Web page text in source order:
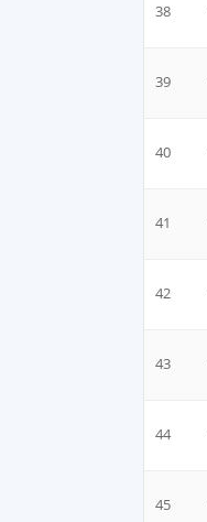
38
39
40
41
42
43
44
45